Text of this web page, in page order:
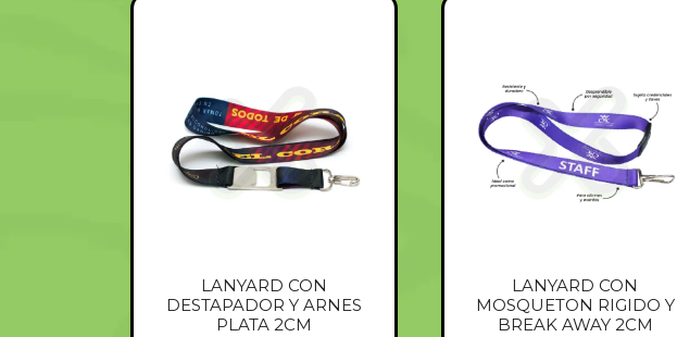
LANYARD CON
DESTAPADOR Y ARNES
PLATA 2CM
LANYARD CON
MOSQUETON RIGIDO Y
BREAK AWAY 2CM